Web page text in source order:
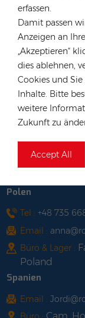
erfassen.
Damit passen
Anzeigen an
„Akzeptieren“
dies ablehnen,
Cookies und
Inhalte. Bitte
weitere
Zukunft zu
Accept All
Tel :+852
Email :
Büro & Lager :
Hong Kong
Vietnam
Tel :+84 522
Email :
Phu Nhuan
263 Go
Polen
Tel : +48 735
Email :
Büro & Lager :
Poland
Spanien
Email :
Büro :